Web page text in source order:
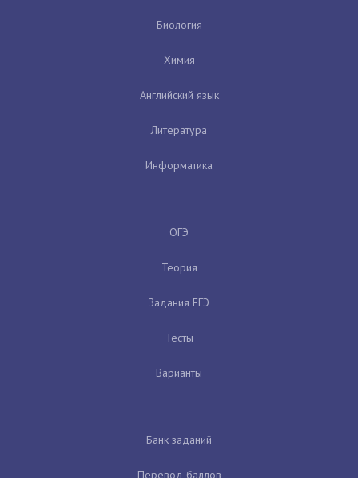
Биология
Химия
Английский язык
Литература
Информатика
ОГЭ
Теория
Задания ЕГЭ
Тесты
Варианты
Банк заданий
Перевод баллов